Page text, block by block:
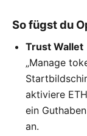
So fügst du
Trust Wallet
„Manage
aktiviere
ein
an.